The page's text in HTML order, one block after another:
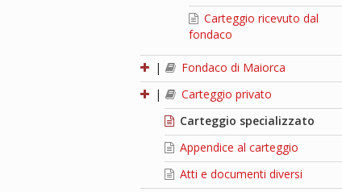
Carteggio ricevuto dal
fondaco
|
Fondaco di Maiorca
|
Carteggio privato
Carteggio specializzato
Appendice al carteggio
Atti e documenti diversi